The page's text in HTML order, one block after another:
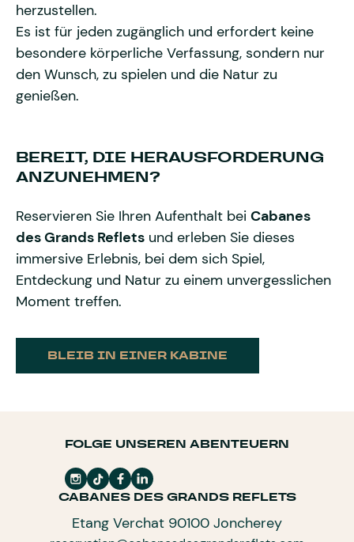
herzustellen.
Es ist für jeden zugänglich und erfordert keine
besondere körperliche Verfassung, sondern nur
den Wunsch, zu spielen und die Natur zu
genießen.
BEREIT, DIE HERAUSFORDERUNG
ANZUNEHMEN?
Reservieren Sie Ihren Aufenthalt bei Cabanes
des Grands Reflets und erleben Sie dieses
immersive Erlebnis, bei dem sich Spiel,
Entdeckung und Natur zu einem unvergesslichen
Moment treffen.
BLEIB IN EINER KABINE
FOLGE UNSEREN ABENTEUERN
CABANES DES GRANDS REFLETS
Etang Verchat 90100 Joncherey